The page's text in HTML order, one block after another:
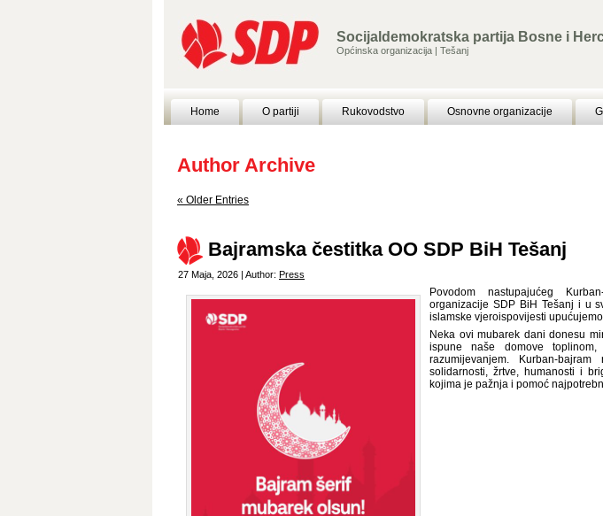
Socijaldemokratska partija Bosne i
Općinska organizacija | Tešanj
Home O partiji Rukovodstvo Osnovne organizacije
Author Archive
« Older Entries
Bajramska čestitka OO SDP BiH Tešanj
27 Maja, 2026 | Author: Press
Povodom nastupajućeg
organizacije SDP BiH Tešanj i u
islamske vjeroispovijesti
Neka ovi mubarek dani donesu
ispune naše domove toplinom,
razumijevanjem. Kurban-
solidarnosti, žrtve, humanosti i
kojima je pažnja i pomoć